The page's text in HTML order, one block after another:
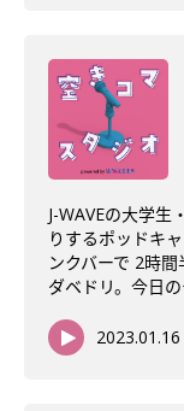
J-WAVEの大学生
りするポッドキ
ンクバーで 2時
ダベドリ。今日
2023.01.16